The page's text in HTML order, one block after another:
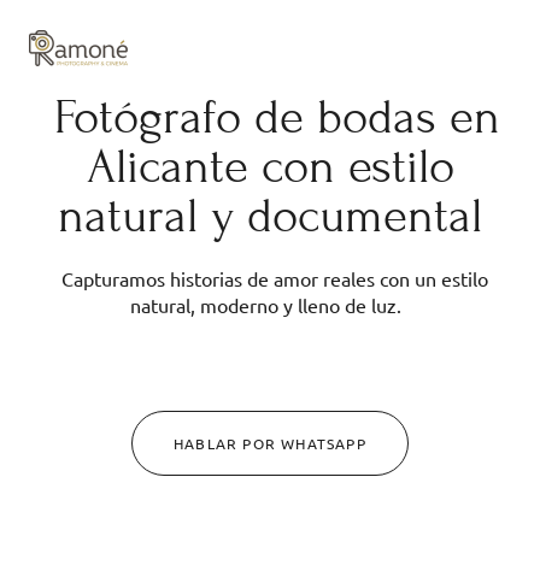
Fotógrafo de bodas en
Alicante con estilo
natural y documental
Capturamos historias de amor reales con un estilo
natural, moderno y lleno de luz.
HABLAR POR WHATSAPP